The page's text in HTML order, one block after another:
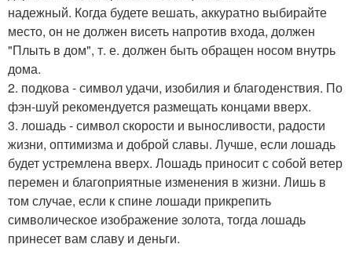
надежный. Когда будете вешать, аккуратно выбирайте
место, он не должен висеть напротив входа, должен
"Плыть в дом", т. е. должен быть обращен носом внутрь
дома.
2. подкова - символ удачи, изобилия и благоденствия. По
фэн-шуй рекомендуется размещать концами вверх.
3. лошадь - символ скорости и выносливости, радости
жизни, оптимизма и доброй славы. Лучше, если лошадь
будет устремлена вверх. Лошадь приносит с собой ветер
перемен и благоприятные изменения в жизни. Лишь в
том случае, если к спине лошади прикрепить
символическое изображение золота, тогда лошадь
принесет вам славу и деньги.